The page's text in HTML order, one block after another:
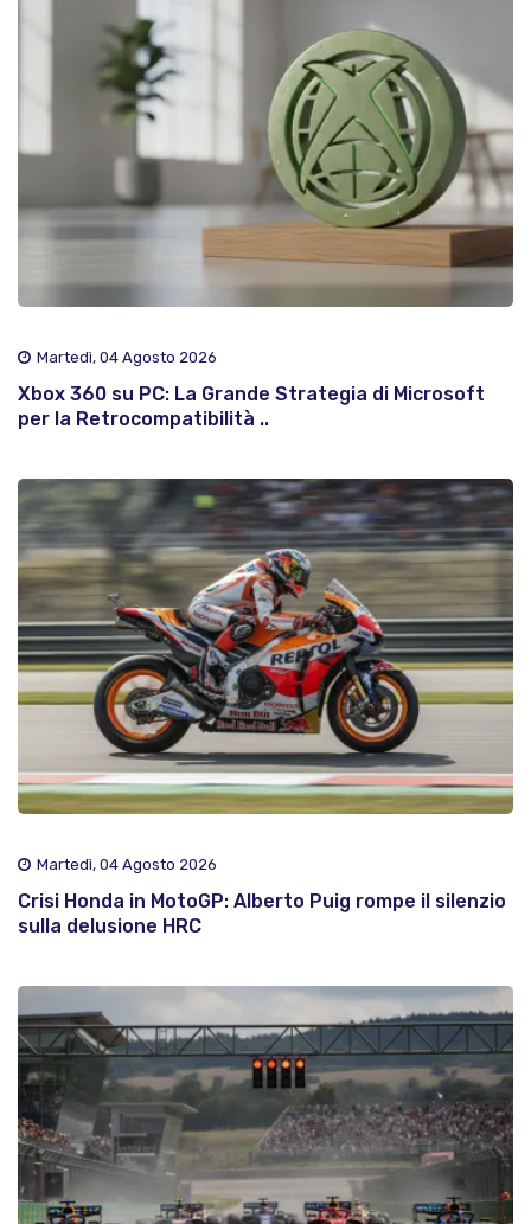
Martedì, 04 Agosto 2026
Xbox 360 su PC: La Grande Strategia di Microsoft
per la Retrocompatibilità ..
Martedì, 04 Agosto 2026
Crisi Honda in MotoGP: Alberto Puig rompe il silenzio
sulla delusione HRC